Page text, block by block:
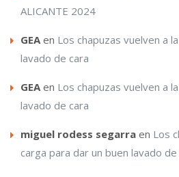
ALICANTE 2024
GEA en Los chapuzas vuelven a
lavado de cara
GEA en Los chapuzas vuelven a
lavado de cara
miguel rodess segarra en Los
carga para dar un buen lavado de